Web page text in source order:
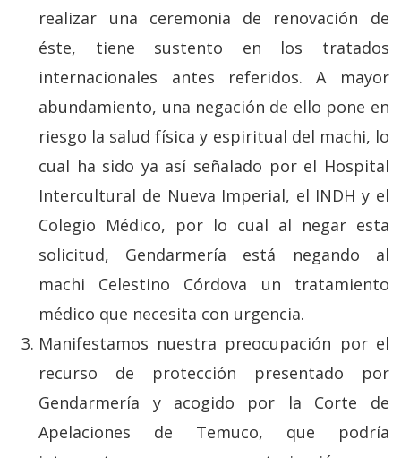
realizar una ceremonia de renovación de
éste, tiene sustento en los tratados
internacionales antes referidos. A mayor
abundamiento, una negación de ello pone en
riesgo la salud física y espiritual del machi, lo
cual ha sido ya así señalado por el Hospital
Intercultural de Nueva Imperial, el INDH y el
Colegio Médico, por lo cual al negar esta
solicitud, Gendarmería está negando al
machi Celestino Córdova un tratamiento
médico que necesita con urgencia.
Manifestamos nuestra preocupación por el
recurso de protección presentado por
Gendarmería y acogido por la Corte de
Apelaciones de Temuco, que podría